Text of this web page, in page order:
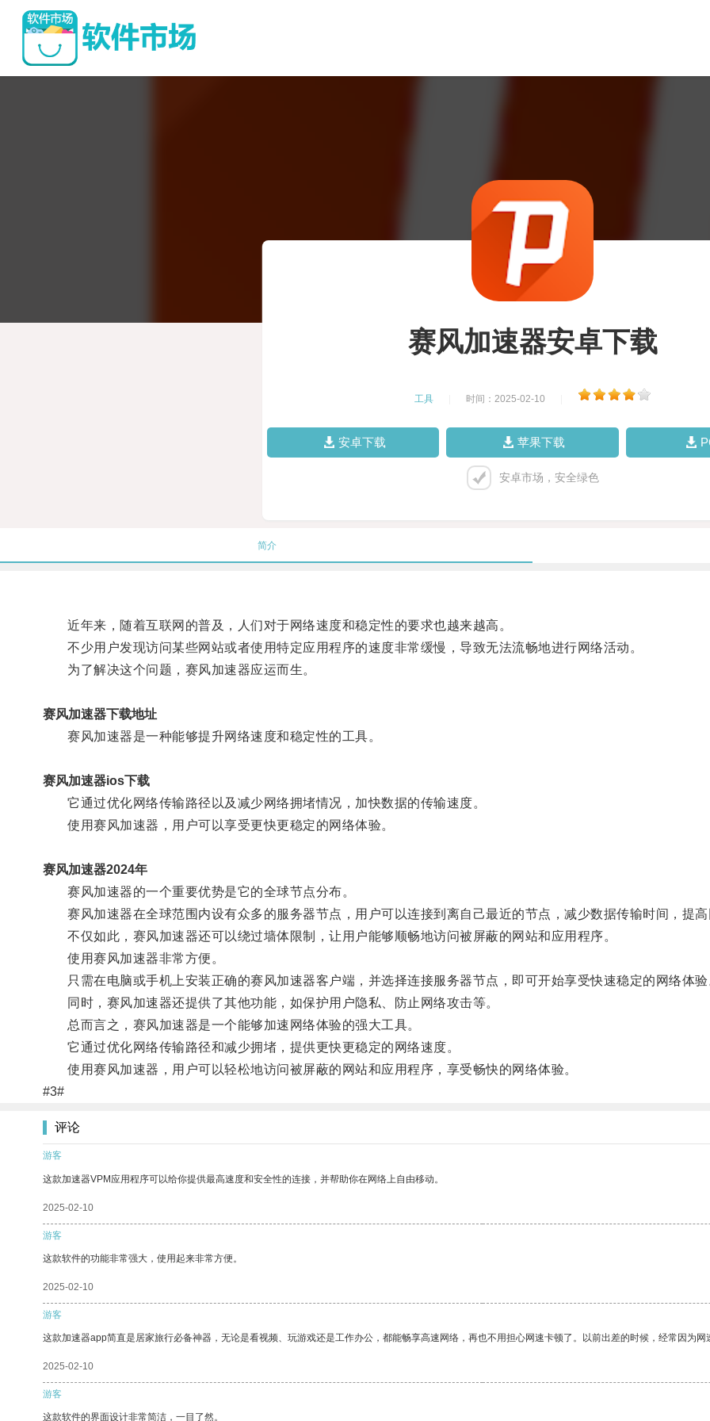
赛风加速器安卓下载
工具 时间：2025-02-10
安卓下载 苹果下载
安卓市场，安全绿色
简介
近年来，随着互联网的普及，人们对于网络速度和稳定性的要求也越来越高。
不少用户发现访问某些网站或者使用特定应用程序的速度非常缓慢，导致无法流畅地进行网络活动。
为了解决这个问题，赛风加速器应运而生。
赛风加速器下载地址
赛风加速器是一种能够提升网络速度和稳定性的工具。
赛风加速器ios下载
它通过优化网络传输路径以及减少网络拥堵情况，加快数据的传输速度。
使用赛风加速器，用户可以享受更快更稳定的网络体验。
赛风加速器2024年
赛风加速器的一个重要优势是它的全球节点分布。
赛风加速器在全球范围内设有众多的服务器节点，用户可以连接到离自己最近的节点，减少数据传输时间，提高
不仅如此，赛风加速器还可以绕过墙体限制，让用户能够顺畅地访问被屏蔽的网站和应用程序。
使用赛风加速器非常方便。
只需在电脑或手机上安装正确的赛风加速器客户端，并选择连接服务器节点，即可开始享受快速稳定的网络体验
同时，赛风加速器还提供了其他功能，如保护用户隐私、防止网络攻击等。
总而言之，赛风加速器是一个能够加速网络体验的强大工具。
它通过优化网络传输路径和减少拥堵，提供更快更稳定的网络速度。
使用赛风加速器，用户可以轻松地访问被屏蔽的网站和应用程序，享受畅快的网络体验。
#3#
评论
游客
这款加速器VPM应用程序可以给你提供最高速度和安全性的连接，并帮助你在网络上自由移动。
2025-02-10
游客
这款软件的功能非常强大，使用起来非常方便。
2025-02-10
游客
这款加速器app简直是居家旅行必备神器，无论是看视频、玩游戏还是工作办公，都能畅享高速网络，再也不用担心网速卡顿了。以前出差的时候，经常因为
2025-02-10
游客
这款软件的界面设计非常简洁，一目了然。